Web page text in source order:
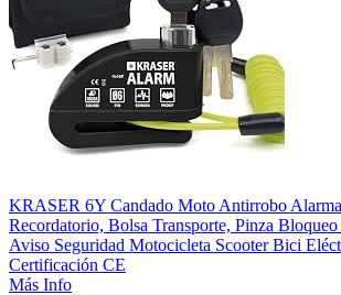
KRASER 6Y Candado Moto Antirrobo
Recordatorio, Bolsa Transporte, Pinza
Aviso Seguridad Motocicleta Scooter Bici
Certificación CE
Más Info